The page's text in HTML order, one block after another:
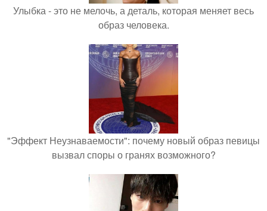
Улыбка - это не мелочь, а деталь, которая меняет весь
образ человека.
"Эффект Неузнаваемости": почему новый образ певицы
вызвал споры о гранях возможного?